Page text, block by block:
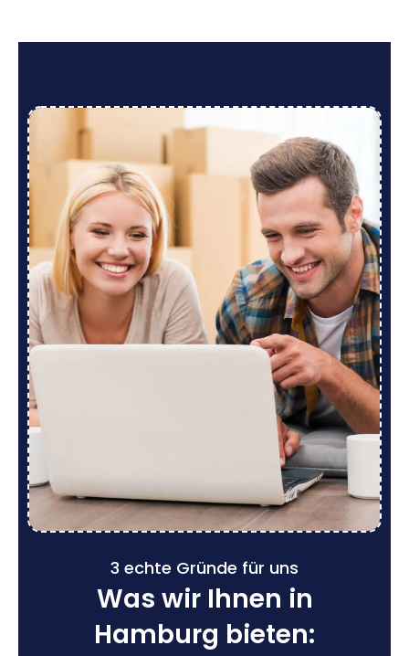
3 echte Gründe für uns
Was wir Ihnen in
Hamburg bieten: